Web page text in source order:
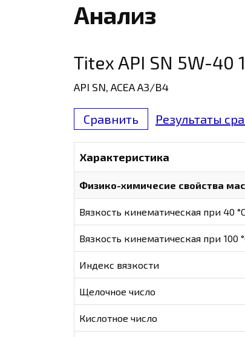
Анализ
Titex API SN 5W-40
API SN, ACEA A3/B4
Сравнить Результаты
Характеристика
Физико-химичесие свойства
Вязкость кинематическая при 40 °С
Вязкость кинематическая при 100
Индекс вязкости
Щелочное число
Кислотное число